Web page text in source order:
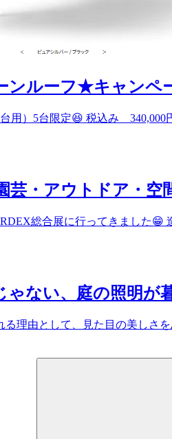
ンルーフ★キャンペ
用）5台限定😆 税込み
芸・アウトドア・空
総合展に行ってきました
ゃない、庭の照明が
る理由として、見た目の美しさ